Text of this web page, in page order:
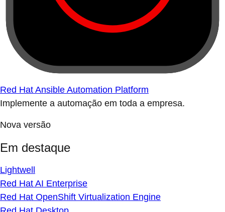
Red Hat Ansible Automation Platform
Implemente a automação em toda a empresa.
Nova versão
Em destaque
Lightwell
Red Hat AI Enterprise
Red Hat OpenShift Virtualization Engine